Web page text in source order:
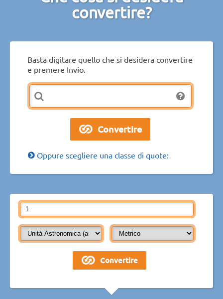
convertire?
Basta digitare quello che si desidera convertire
e premere Invio.
Oppure scegliere una classe di quote: